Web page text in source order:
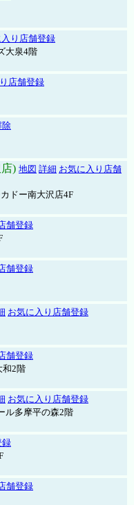
り店舗登録
大泉4階
店舗登録
除
) 地図 詳細 お気に入り店舗
ドー南大沢店4F
舗登録
舗登録
お気に入り店舗登録
舗登録
和2階
お気に入り店舗登録
ル多摩平の森2階
録
舗登録